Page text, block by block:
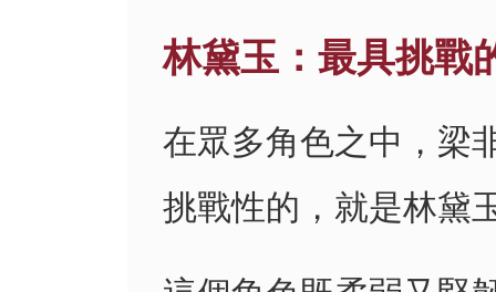
林黛玉：最具挑戰
在眾多角色之中，梁
挑戰性的，就是林黛